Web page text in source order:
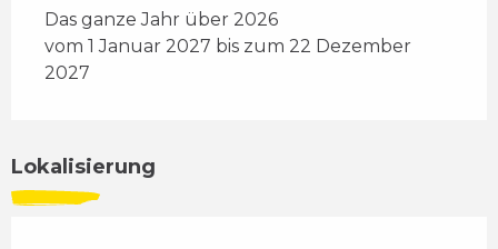
Das ganze Jahr über 2026
vom 1 Januar 2027 bis zum 22 Dezember
2027
Lokalisierung